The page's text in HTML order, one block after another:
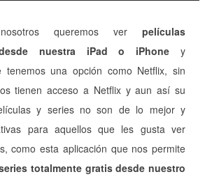
queremos ver películas
nuestra iPad o iPhone y
tenemos una opción como Netflix, sin
tienen acceso a Netflix y aun así su
y series no son de lo mejor y
para aquellos que les gusta ver
como esta aplicación que nos permite
totalmente gratis desde nuestro